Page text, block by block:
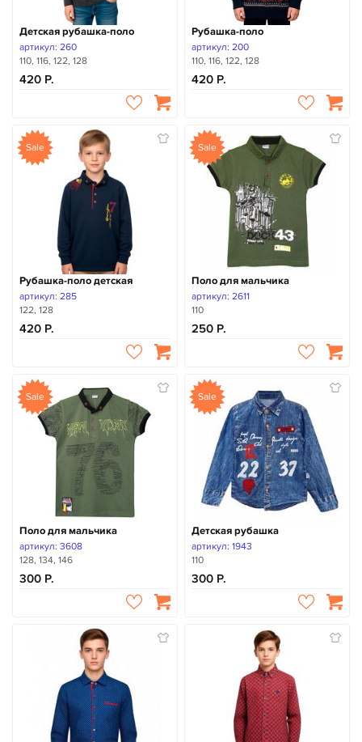
Детская рубашка-поло
артикул: 260
110, 116, 122, 128
420
Рубашка-поло
артикул: 200
110, 116, 122, 128
420
Sale
Рубашка-поло детская
артикул: 285
122, 128
420
Sale
Поло для мальчика
артикул: 2611
110
250
Sale
Поло для мальчика
артикул: 3608
128, 134, 146
300
Sale
Детская рубашка
артикул: 1943
110
300